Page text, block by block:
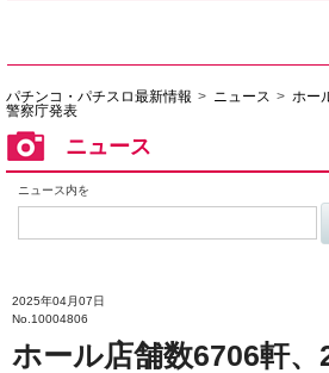
パチンコ・パチスロ最新情報 ニュース
ホー
警察庁発表
ニュース
ニュース内を
2025年04月07日
No.10004806
ホール店舗数6706軒、